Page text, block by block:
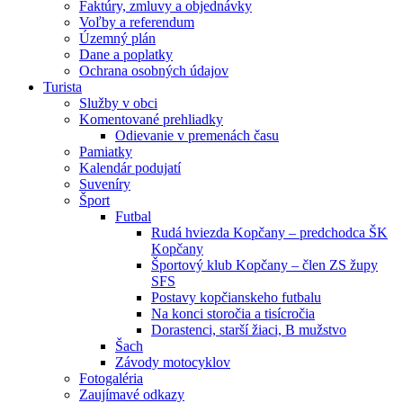
Faktúry, zmluvy a objednávky
Voľby a referendum
Územný plán
Dane a poplatky
Ochrana osobných údajov
Turista
Služby v obci
Komentované prehliadky
Odievanie v premenách času
Pamiatky
Kalendár podujatí
Suveníry
Šport
Futbal
Rudá hviezda Kopčany – predchodca ŠK
Kopčany
Športový klub Kopčany – člen ZS župy
SFS
Postavy kopčianskeho futbalu
Na konci storočia a tisícročia
Dorastenci, starší žiaci, B mužstvo
Šach
Závody motocyklov
Fotogaléria
Zaujímavé odkazy